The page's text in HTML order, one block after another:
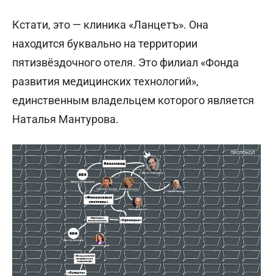
Кстати, это — клиника «Ланцетъ». Она
находится буквально на территории
пятизвёздочного отеля. Это филиал «Фонда
развития медицинских технологий»,
единственным владельцем которого является
Наталья Мантурова.